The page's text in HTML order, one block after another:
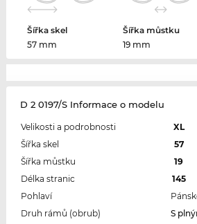
Šířka skel
57 mm
Šířka můstku
19 mm
D 2 0197/S Informace o modelu
Velikosti a podrobnosti
XL
Šířka skel
57
Šířka můstku
19
Délka stranic
145
Pohlaví
Druh rámů (obrub)
S